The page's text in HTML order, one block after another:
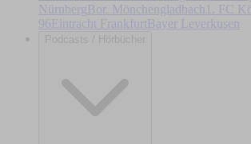
Nürnberg Bor. Mönchengladbach 1. FC
96Eintracht Frankfurt Bayer Leverkusen
Podcasts / Hörbücher